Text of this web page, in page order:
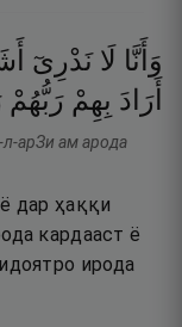
وَأَنَّا لَا نَدْرِىٓ
أَرَادَ بِهِمْ رَبُّهُمْ
арЗи ам арода
дар ҳаққи
кардааст ё
ирода